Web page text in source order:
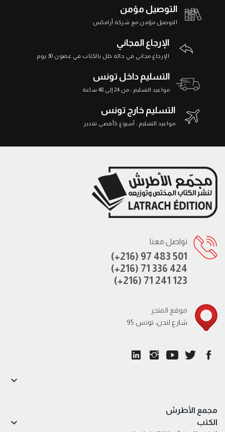
التوصيل مؤمن
التوصيل مؤمن مع شركة أرامكس
الإرجاع المجاني
الإرجاع مجاني في حالة خلل بالكتاب في غضون 30 يوم
التسليم داخل تونس
مواعيد التسليم : من 24 إلى 48 ساعة
التسليم خارج تونس
مواعيد التسليم : أسبوع كأقصى تقدير
تواصل معنا
(+216) 97 483 501
(+216) 71 336 424
(+216) 71 241 123
موقع المتجر
95 شارع لندن، تونس
مجمع الأطرش

الكتب 